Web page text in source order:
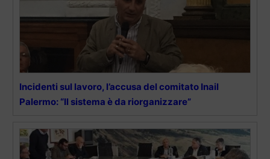
Incidenti sul lavoro, l’accusa del comitato Inail
Palermo: “Il sistema è da riorganizzare”